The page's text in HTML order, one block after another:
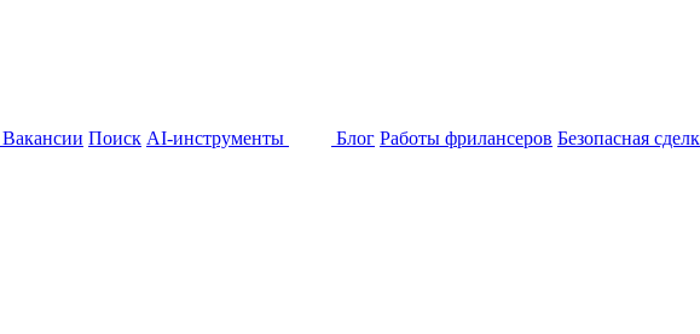
Вакансии Поиск AI-инструменты Блог Работы фрилансеров Безопасная